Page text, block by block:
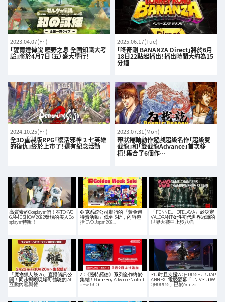
2023.04.07(Fri)
「薩爾達傳說 曠野之息 全國知識大考
驗」將於4月7日（五）盛大舉行！
2025.06.17(Tue)
「咚奇剛 BANANZA Direct」將於6月
18日22點起播出！播出時間大約為15
分鐘
2024.10.25(Fri)
全3D重製版RPG「復活邪神 2 七英雄
的復仇」終於上市了！還有紀念活動
2023.07.31(Mon)
帶狀捲軸動作遊戲超級名作「超級雙
截龍」和「雙截龍Advance」首次移
植！集合了6個作…
高質素的Cosplayer們！在TOKYO
GAME SHOW 2022發現的美人Co
splayer特輯！
亞克系統公司舉行的「黃金週
特賣活動」低至 5 折，內容包
括 EVO Japan 202…
「FENNEL HOTELAVA」於決定
VALORANT女性初代世界冠軍的
世界大賽中止步八強
「魔物獵人祭 ’26」直播資訊公
開！同步揭曉現場可體驗的 AI
互動內容與贊…
2D《密特羅德》系列全作終於
集結！Game Boy Advance Nintend
o Switch Onli…
31.5吋且支援WQHD165Hz！JAP
ANNEXT電競螢幕「JN-V3150W
QHDR165」已於Amazo…